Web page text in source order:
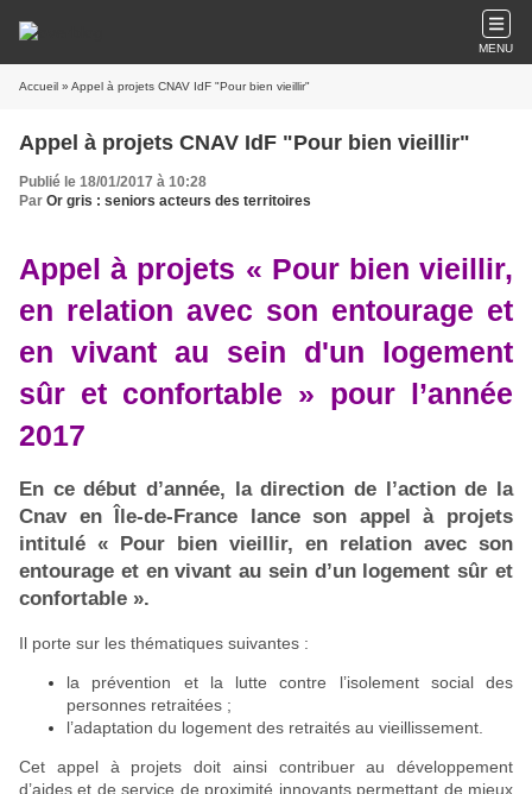
MENU
Accueil » Appel à projets CNAV IdF "Pour bien vieillir"
Appel à projets CNAV IdF "Pour bien vieillir"
Publié le 18/01/2017 à 10:28
Par Or gris : seniors acteurs des territoires
Appel à projets « Pour bien vieillir,
en relation avec son entourage et
en vivant au sein d'un logement
sûr et confortable » pour l’année
2017
En ce début d’année, la direction de l’action de la
Cnav en Île-de-France lance son appel à projets
intitulé « Pour bien vieillir, en relation avec son
entourage et en vivant au sein d’un logement sûr et
confortable ».
Il porte sur les thématiques suivantes :
la prévention et la lutte contre l’isolement social des
personnes retraitées ;
l’adaptation du logement des retraités au vieillissement.
Cet appel à projets doit ainsi contribuer au développement
d’aides et de service de proximité innovants permettant de mieux